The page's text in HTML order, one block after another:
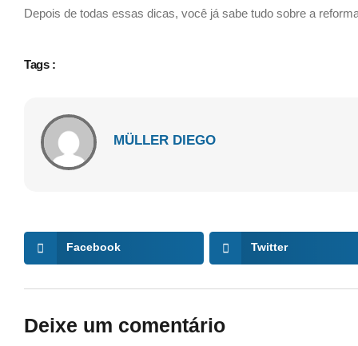
Depois de todas essas dicas, você já sabe tudo sobre a
Tags :
MÜLLER DIEGO
Facebook Twitter
Deixe um comentário